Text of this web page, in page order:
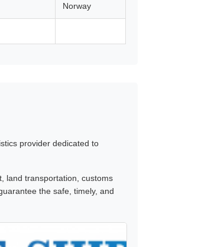
Norway
provider dedicated to
land transportation, customs
the safe, timely, and